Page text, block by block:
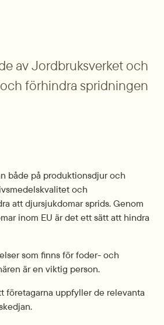
av Jordbruksverket och
förhindra spridningen
både på produktionsdjur och
och
att djursjukdomar sprids. Genom
inom EU är det ett sätt att hindra
som finns för foder- och
är en viktig person.
företagarna uppfyller de relevanta